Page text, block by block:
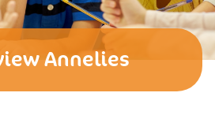
Annelies